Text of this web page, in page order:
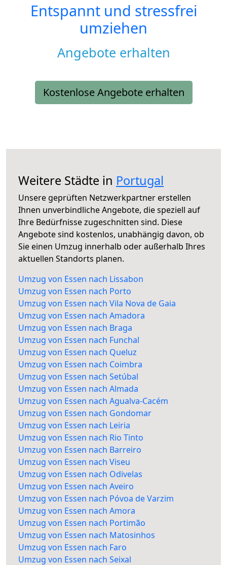
Entspannt und stressfrei
umziehen
Angebote erhalten
Kostenlose Angebote erhalten
Weitere Städte in Portugal
Unsere geprüften Netzwerkpartner erstellen
Ihnen unverbindliche Angebote, die speziell auf
Ihre Bedürfnisse zugeschnitten sind. Diese
Angebote sind kostenlos, unabhängig davon, ob
Sie einen Umzug innerhalb oder außerhalb Ihres
aktuellen Standorts planen.
Umzug von Essen nach Lissabon
Umzug von Essen nach Porto
Umzug von Essen nach Vila Nova de Gaia
Umzug von Essen nach Amadora
Umzug von Essen nach Braga
Umzug von Essen nach Funchal
Umzug von Essen nach Queluz
Umzug von Essen nach Coimbra
Umzug von Essen nach Setúbal
Umzug von Essen nach Almada
Umzug von Essen nach Agualva-Cacém
Umzug von Essen nach Gondomar
Umzug von Essen nach Leiria
Umzug von Essen nach Rio Tinto
Umzug von Essen nach Barreiro
Umzug von Essen nach Viseu
Umzug von Essen nach Odivelas
Umzug von Essen nach Aveiro
Umzug von Essen nach Póvoa de Varzim
Umzug von Essen nach Amora
Umzug von Essen nach Portimão
Umzug von Essen nach Matosinhos
Umzug von Essen nach Faro
Umzug von Essen nach Seixal